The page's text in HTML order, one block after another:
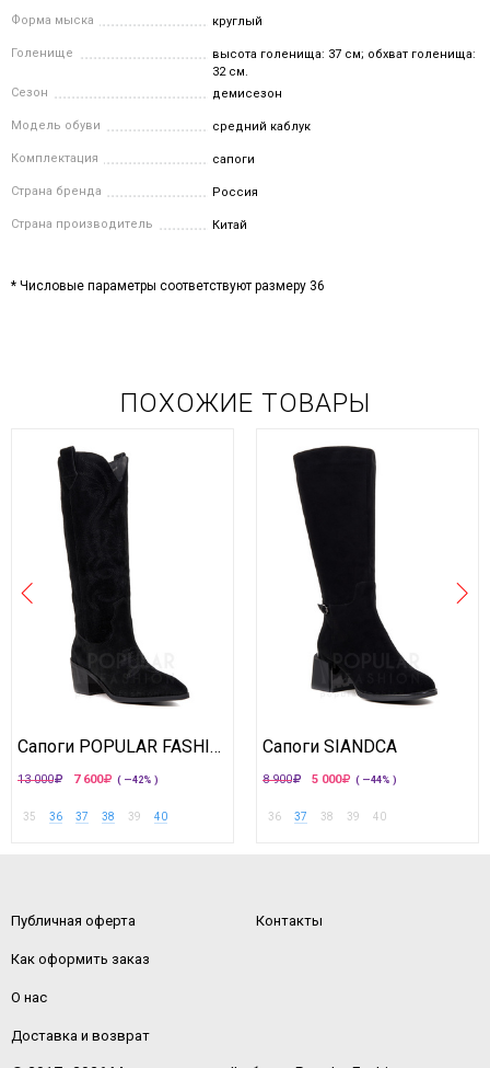
Форма мыска круглый
Голенище
высота голенища: 37 см; обхват голенища:
32 см.
Сезон
демисезон
Модель обуви средний каблук
Комплектация сапоги
Страна бренда Россия
Страна производитель Китай
* Числовые параметры соответствуют размеру 36
ПОХОЖИЕ ТОВАРЫ
Сапоги POPULAR FASHION
13 000 7 600 ( —42% )
35 36 37 38 39 40
Сапоги SIANDCA
8 900 5 000 ( —44% )
36 37 38 39 40
Публичная оферта
Как оформить заказ
О нас
Доставка и возврат
Контакты